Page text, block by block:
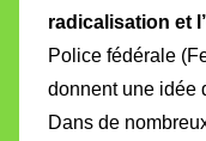
radicalisation et
Police fédérale
donnent une idée
Dans de